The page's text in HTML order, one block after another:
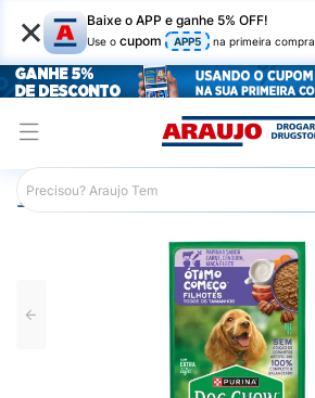
× Baixe o APP e ganhe 5% OFF!
Use o cupom APP5 na primeira compra
Araujo Pet Shop